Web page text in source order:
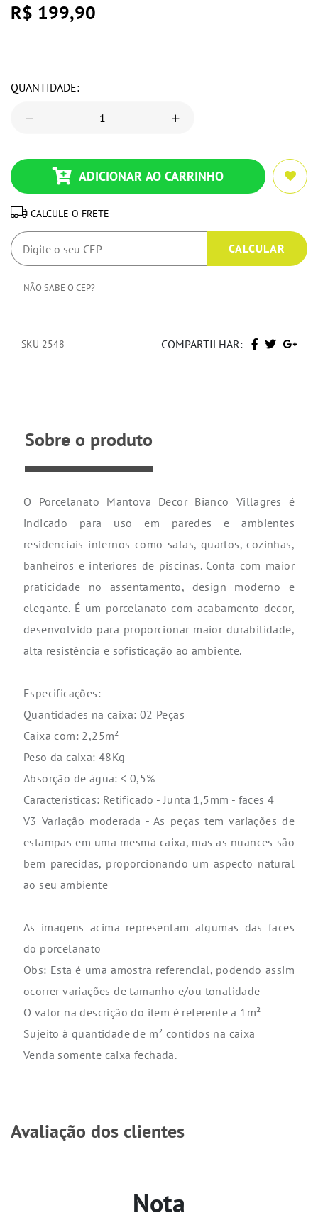
R$ 199,90
QUANTIDADE:
ADICIONAR AO CARRINHO
CALCULE O FRETE
NÃO SABE O CEP?
SKU 2548 COMPARTILHAR:
Sobre o produto
O Porcelanato Mantova Decor Bianco Villagres é
indicado para uso em paredes e ambientes
residenciais internos como salas, quartos, cozinhas,
banheiros e interiores de piscinas. Conta com maior
praticidade no assentamento, design moderno e
elegante. É um porcelanato com acabamento decor,
desenvolvido para proporcionar maior durabilidade,
alta resistência e sofisticação ao ambiente.
Especificações:
Quantidades na caixa: 02 Peças
Caixa com: 2,25m²
Peso da caixa: 48Kg
Absorção de água: < 0,5%
Características: Retificado - Junta 1,5mm - faces 4
V3 Variação moderada - As peças tem variações de
estampas em uma mesma caixa, mas as nuances são
bem parecidas, proporcionando um aspecto natural
ao seu ambiente
As imagens acima representam algumas das faces
do porcelanato
Obs: Esta é uma amostra referencial, podendo assim
ocorrer variações de tamanho e/ou tonalidade
O valor na descrição do item é referente a 1m²
Sujeito à quantidade de m² contidos na caixa
Venda somente caixa fechada.
Avaliação dos clientes
Nota